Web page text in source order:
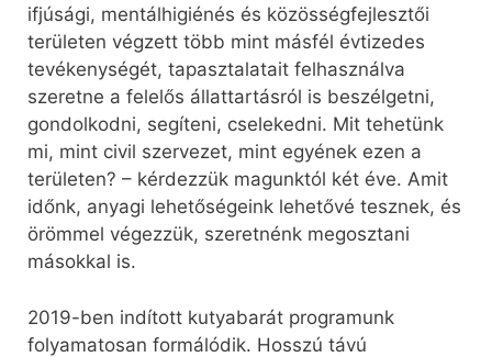
ifjúsági, mentálhigiénés és közösségfejlesztői
területen végzett több mint másfél évtizedes
tevékenységét, tapasztalatait felhasználva
szeretne a felelős állattartásról is beszélgetni,
gondolkodni, segíteni, cselekedni. Mit tehetünk
mi, mint civil szervezet, mint egyének ezen a
területen? – kérdezzük magunktól két éve. Amit
időnk, anyagi lehetőségeink lehetővé tesznek, és
örömmel végezzük, szeretnénk megosztani
másokkal is.
2019-ben indított kutyabarát programunk
folyamatosan formálódik. Hosszú távú